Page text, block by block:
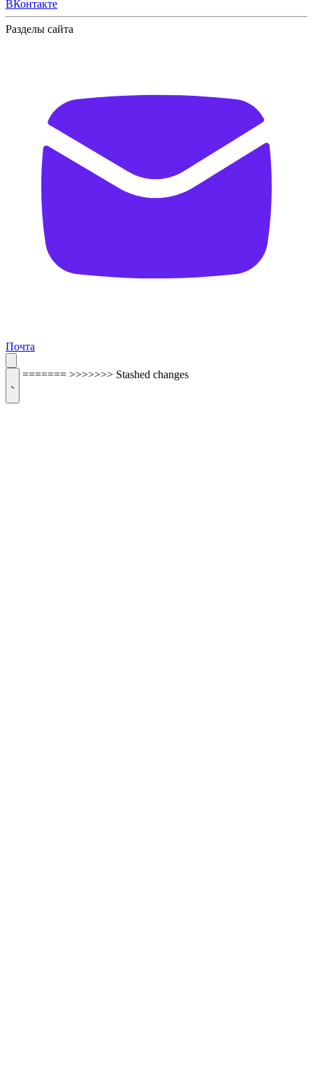
ВКонтакте
Разделы сайта
Почта
======= >>>>>>> Stashed changes